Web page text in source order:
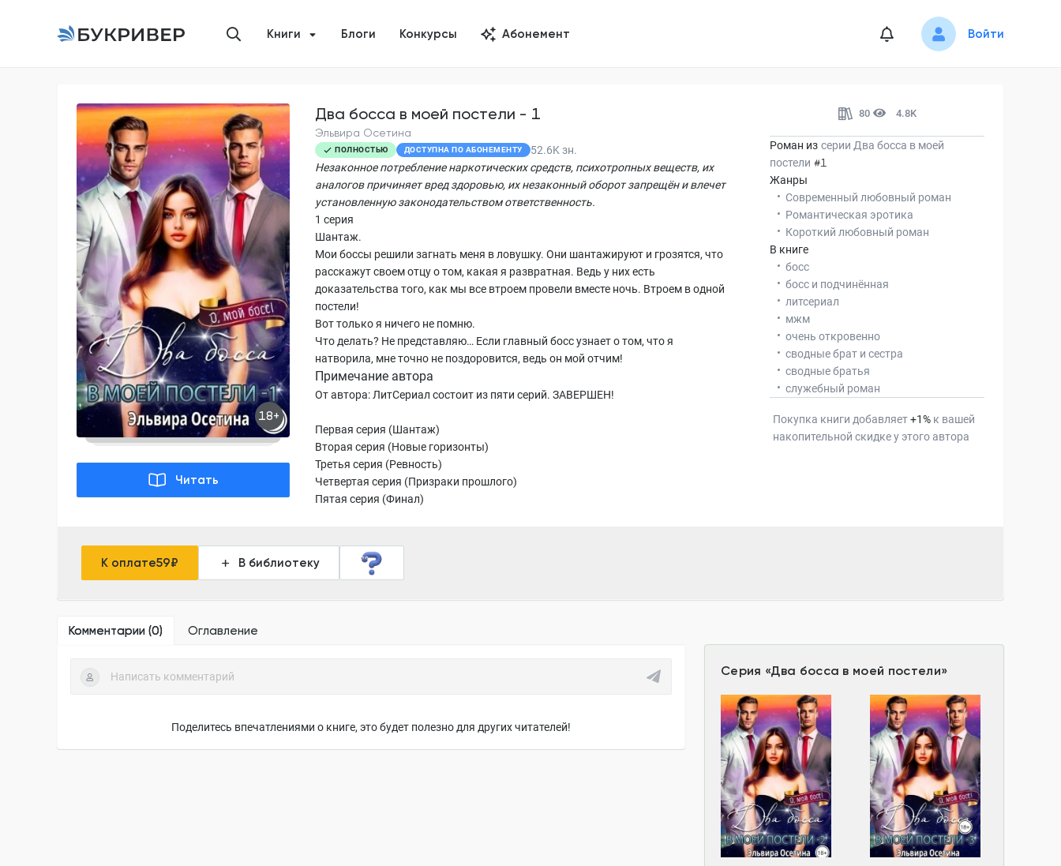
Книги Блоги Конкурсы Абонемент Войти
18+
Читать
Два босса в моей постели - 1
Эльвира Осетина
ПОЛНОСТЬЮ ДОСТУПНА ПО АБОНЕМЕНТУ 52.6K зн.
Незаконное потребление наркотических средств, психотропных веществ, их
аналогов причиняет вред здоровью, их незаконный оборот запрещён и влечет
установленную законодательством ответственность.
1 серия
Шантаж.
Мои боссы решили загнать меня в ловушку. Они шантажируют и грозятся, что
расскажут своем отцу о том, какая я развратная. Ведь у них есть
доказательства того, как мы все втроем провели вместе ночь. Втроем в одной
постели!
Вот только я ничего не помню.
Что делать? Не представляю… Если главный босс узнает о том, что я
натворила, мне точно не поздоровится, ведь он мой отчим!
Примечание автора
От автора: ЛитСериал состоит из пяти серий. ЗАВЕРШЕН!
Первая серия (Шантаж)
Вторая серия (Новые горизонты)
Третья серия (Ревность)
Четвертая серия (Призраки прошлого)
Пятая серия (Финал)
80 4.8K
Роман из серии Два босса в моей
постели #1
Жанры
Современный любовный роман
Романтическая эротика
Короткий любовный роман
В книге
босс
босс и подчинённая
литсериал
мжм
очень откровенно
сводные брат и сестра
сводные братья
служебный роман
Покупка книги добавляет+1% к вашей
накопительной скидке у этого автора
К оплате59₽ В библиотеку
Комментарии (0) Оглавление
Поделитесь впечатлениями о книге, это будет полезно для других читателей!
Серия «Два босса в моей постели»